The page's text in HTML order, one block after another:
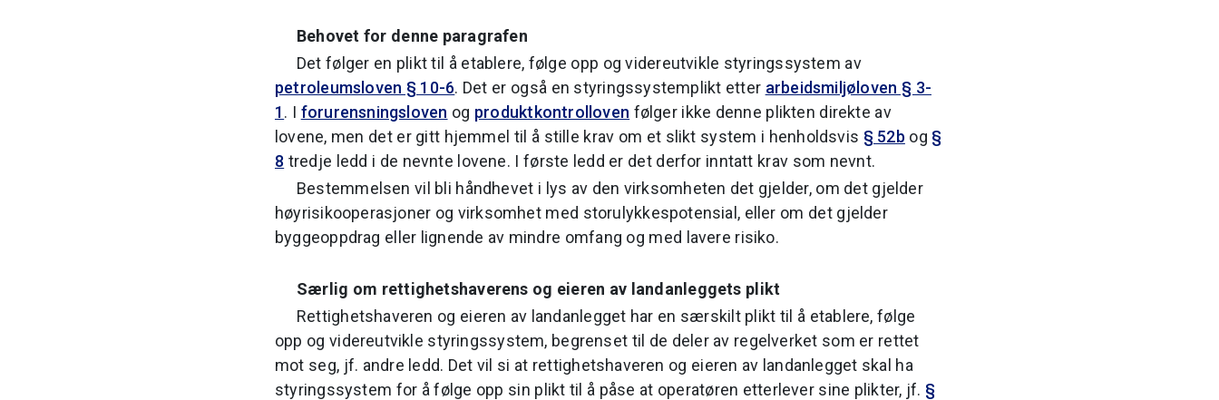
Behovet for denne paragrafen
Det følger en plikt til å etablere, følge opp og videreutvikle styringssystem av
petroleumsloven § 10-6. Det er også en styringssystemplikt etter arbeidsmiljøloven § 3-
1. I forurensningsloven og produktkontrolloven følger ikke denne plikten direkte av
lovene, men det er gitt hjemmel til å stille krav om et slikt system i henholdsvis § 52b og §
8 tredje ledd i de nevnte lovene. I første ledd er det derfor inntatt krav som nevnt.
Bestemmelsen vil bli håndhevet i lys av den virksomheten det gjelder, om det gjelder
høyrisikooperasjoner og virksomhet med storulykkespotensial, eller om det gjelder
byggeoppdrag eller lignende av mindre omfang og med lavere risiko.
Særlig om rettighetshaverens og eieren av landanleggets plikt
Rettighetshaveren og eieren av landanlegget har en særskilt plikt til å etablere, følge
opp og videreutvikle styringssystem, begrenset til de deler av regelverket som er rettet
mot seg, jf. andre ledd. Det vil si at rettighetshaveren og eieren av landanlegget skal ha
styringssystem for å følge opp sin plikt til å påse at operatøren etterlever sine plikter, jf. §